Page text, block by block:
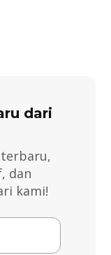
dari
dan
kami!